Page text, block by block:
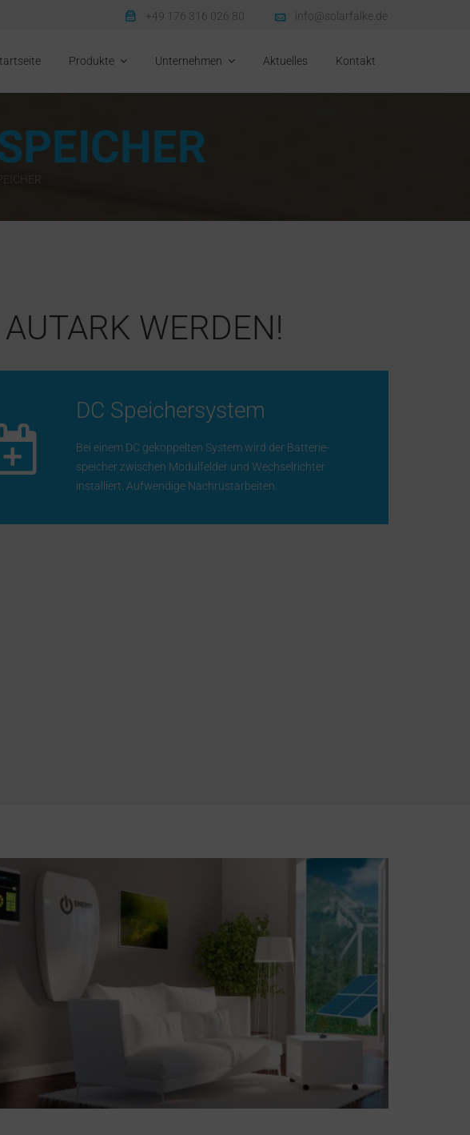
+49 176 316 026 80 info@solarfalke.de
Produkte Unternehmen Aktuelles Kontakt
WERDEN!
DC Speichersystem
Bei einem DC gekoppelten System wird der Batterie-
speicher zwischen Modulfelder und Wechselrichter
installiert. Aufwendige Nachrüstarbeiten.